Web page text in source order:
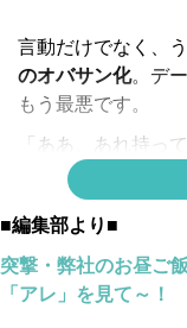
言動だけでなく、
のオバサン化。デ
もう最悪です。
「ああ、あれ持っ
ゃうような持ち物
今回は、オバサン
プ。最初に結論を
く膨らんでいます
では、どうしてオ
■編集部より■
突撃・弊社のお昼ご
「アレ」を見て～！